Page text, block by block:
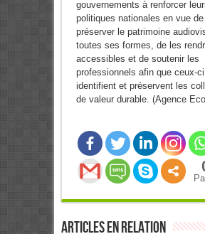
gouvernements à renforcer
politiques nationales en vue de
préserver le patrimoine
toutes ses formes, de les
accessibles et de soutenir les
professionnels afin que ceux-ci
identifient et préservent les
de valeur durable. (Agence
Articles en relation